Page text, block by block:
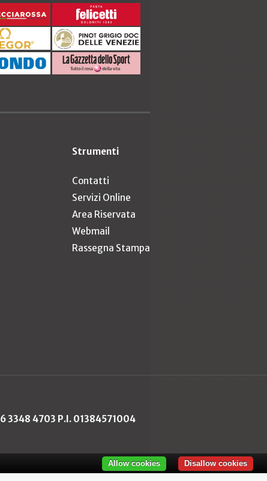
Strumenti
Contatti
Servizi Online
Area Riservata
Webmail
Rassegna Stampa
3348 4703 P.I. 01384571004
Disallow cookies
Allow cookies